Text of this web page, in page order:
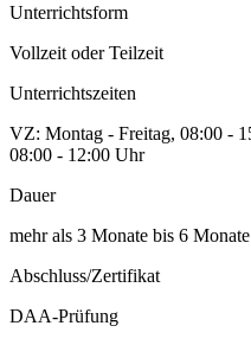
Unterrichtsform
Vollzeit oder Teilzeit
Unterrichtszeiten
VZ: Montag - Freitag, 08:00 -
08:00 - 12:00 Uhr
Dauer
mehr als 3 Monate bis 6 Monate
Abschluss/Zertifikat
DAA-Prüfung